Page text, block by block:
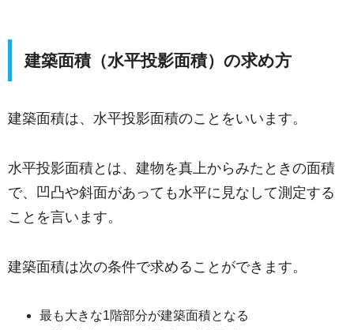
建築面積（水平投影面積）の求め方
建築面積は、水平投影面積のことをいいます。
水平投影面積とは、建物を真上からみたときの面積
で、凹凸や斜面があっても水平に見なして測定する
ことを言います。
建築面積は次の条件で求めることができます。
最も大きな1階部分が建築面積となる